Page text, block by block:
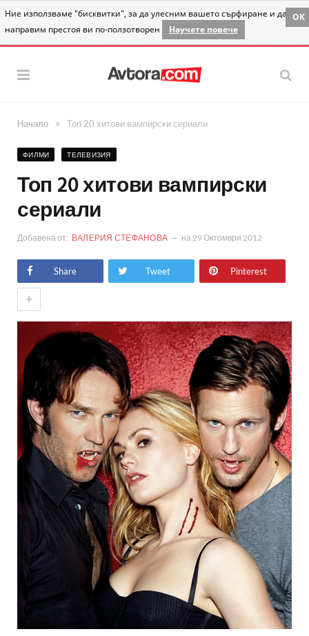
Ние използваме "бисквитки", за да улесним вашето сърфиране и да
направим престоя ви по-ползотворен
Научете повече
OK
Начало » Топ 20 хитови вампирски сериали
ФИЛМИ ТЕЛЕВИЗИЯ
Топ 20 хитови вампирски
сериали
Добавена от: ВАЛЕРИЯ СТЕФАНОВА на 29 Октомври 2012
Share Tweet Pinterest
+